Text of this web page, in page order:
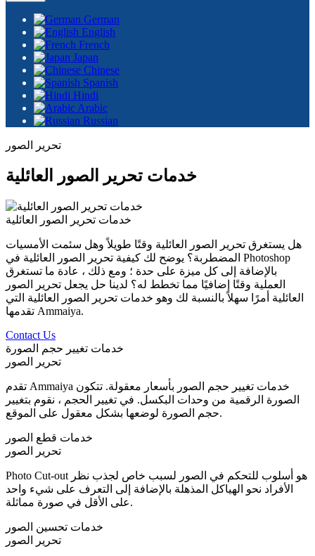
German
English
French
Japan
Chinese
Spanish
Hindi
Arabic
Russian
تحرير الصور
خدمات تحرير الصور العائلية
خدمات تحرير الصور العائلية
هل يستغرق تحرير الصور العائلية وقتًا طويلاً وهل سئمت الأمسيات
المضطربة؟ يوضح لك كيفية تحرير الصور العائلية في Photoshop
بالإضافة إلى كل ميزة على حدة ؛ ومع ذلك ، عادة ما تستغرق
العملية وقتًا إضافيًا مما تخطط له؟ لدينا حل يجعل تحرير الصور
العائلية أمرًا سهلاً بالنسبة لك وهو خدمات تحرير الصور العائلية التي
تقدمها Ammaiya.
Contact Us
خدمات تغيير حجم الصورة
تحرير الصور
تقدم Ammaiya خدمات تغيير حجم الصور بأسعار معقولة. تتكون
الصورة الرقمية من وحدات البكسل. في تغيير الحجم ، نقوم بتغيير
حجم الصورة لوضعها بشكل معقول على الموقع.
خدمات قطع الصور
تحرير الصور
Photo Cut-out هو أسلوب للتحكم في الصور لسبب خاص لجذب نظر
الأفراد نحو الهياكل المذهلة بالإضافة إلى التعرف على شيء واحد
على الأقل في صورة مماثلة.
خدمات تحسين الصور
تحرير الصور